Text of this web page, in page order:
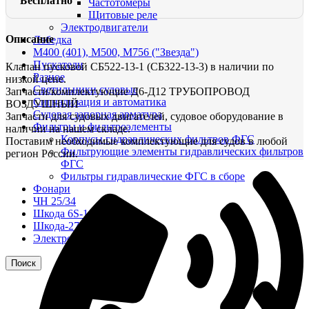
Частотомеры
Щитовые реле
Электродвигатели
Лебедка
М400 (401), М500, М756 ("Звезда")
Пускатели
Разное
Светильники судовые
Сигнализация и автоматика
Судовая запорная арматура
Фильтры и фильтроэлементы
Корпусы гидравлических фильтров ФГС
Фильтрующие элементы гидравлических фильтров
ФГС
Фильтры гидравлические ФГС в сборе
Фонари
ЧН 25/34
Шкода 6S-160
Шкода-275
Электродвигатели
Поиск
Описание
Клапан пусковой СБ522-13-1 (СБ322-13-3) в наличии по
низкой цене.
Запчасти/комплектующие Д6-Д12 ТРУБОПРОВОД
ВОЗДУШНЫЙ
Запчасти для судовых двигателей, судовое оборудование в
наличии на нашем складе.
Поставим необходимые комплектующие для судов в любой
регион России.